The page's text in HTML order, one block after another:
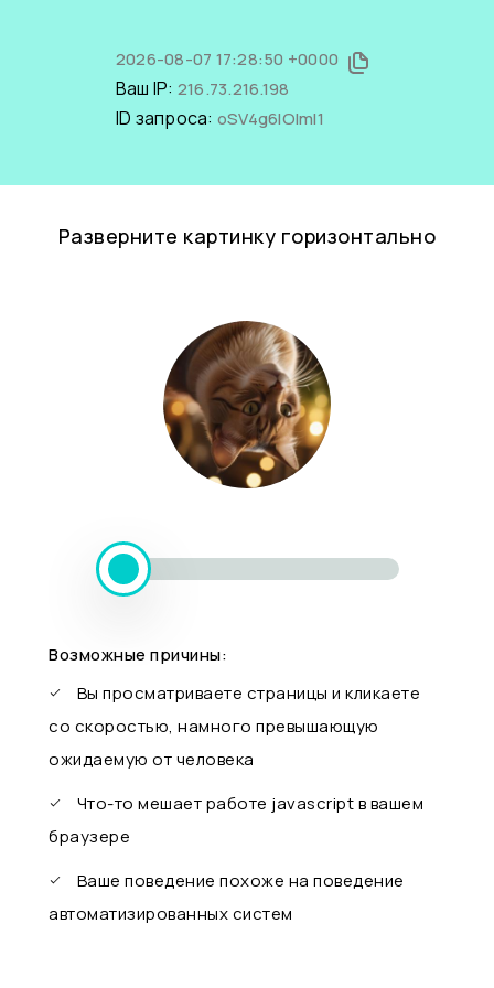
2026-08-07 17:28:50 +0000
Ваш IP: 216.73.216.198
ID запроса: oSV4g6IOImI1
Разверните картинку горизонтально
Возможные причины:
Вы просматриваете страницы и кликаете
со скоростью, намного превышающую
ожидаемую от человека
Что-то мешает работе javascript в вашем
браузере
Ваше поведение похоже на поведение
автоматизированных систем